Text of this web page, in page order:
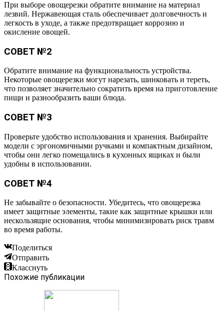
При выборе овощерезки обратите внимание на материал
лезвий. Нержавеющая сталь обеспечивает долговечность и
легкость в уходе, а также предотвращает коррозию и
окисление овощей.
СОВЕТ №2
Обратите внимание на функциональность устройства.
Некоторые овощерезки могут нарезать, шинковать и тереть,
что позволяет значительно сократить время на приготовление
пищи и разнообразить ваши блюда.
СОВЕТ №3
Проверьте удобство использования и хранения. Выбирайте
модели с эргономичными ручками и компактным дизайном,
чтобы они легко помещались в кухонных ящиках и были
удобны в использовании.
СОВЕТ №4
Не забывайте о безопасности. Убедитесь, что овощерезка
имеет защитные элементы, такие как защитные крышки или
нескользящие основания, чтобы минимизировать риск травм
во время работы.
Поделиться
Отправить
Класснуть
Похожие публикации